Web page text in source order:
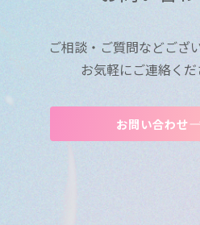
ご相談・ご質問などござ
お気軽にご連絡くだ
お問い合わせ